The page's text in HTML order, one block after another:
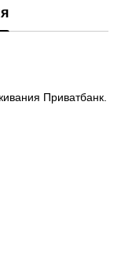
Приватбанк.